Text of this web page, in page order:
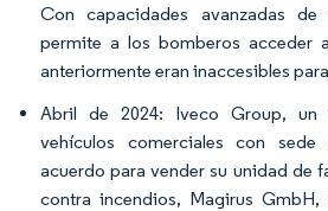
Con capacidades avanzadas
permite a los bomberos acceder
anteriormente eran inaccesibles
Abril de 2024: Iveco Group, un
vehículos comerciales con
acuerdo para vender su unidad de
contra incendios, Magirus